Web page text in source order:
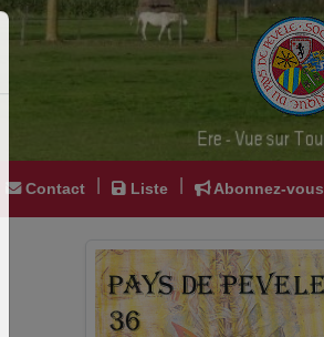
Contact Liste Abonnez-vous